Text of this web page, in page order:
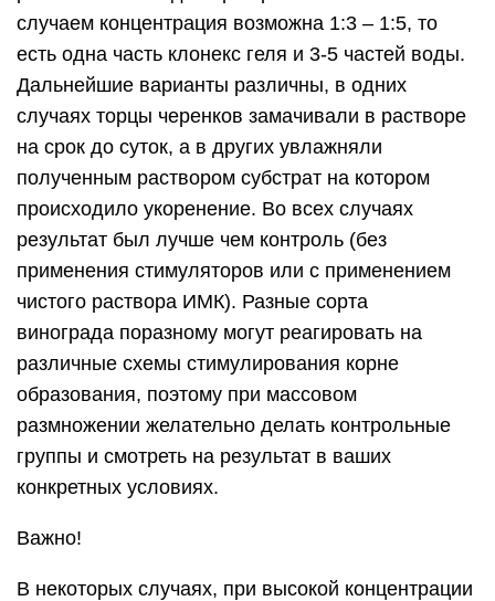
случаем концентрация возможна 1:3 – 1:5, то
есть одна часть клонекс геля и 3-5 частей воды.
Дальнейшие варианты различны, в одних
случаях торцы черенков замачивали в растворе
на срок до суток, а в других увлажняли
полученным раствором субстрат на котором
происходило укоренение. Во всех случаях
результат был лучше чем контроль (без
применения стимуляторов или с применением
чистого раствора ИМК). Разные сорта
винограда поразному могут реагировать на
различные схемы стимулирования корне
образования, поэтому при массовом
размножении желательно делать контрольные
группы и смотреть на результат в ваших
конкретных условиях.
Важно!
В некоторых случаях, при высокой концентрации